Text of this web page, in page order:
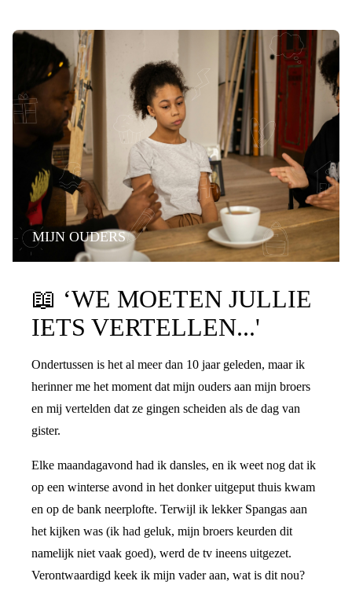
MIJN OUDERS
📖 ‘WE MOETEN JULLIE
IETS VERTELLEN...'
Ondertussen is het al meer dan 10 jaar geleden, maar ik
herinner me het moment dat mijn ouders aan mijn broers
en mij vertelden dat ze gingen scheiden als de dag van
gister.
Elke maandagavond had ik dansles, en ik weet nog dat ik
op een winterse avond in het donker uitgeput thuis kwam
en op de bank neerplofte. Terwijl ik lekker Spangas aan
het kijken was (ik had geluk, mijn broers keurden dit
namelijk niet vaak goed), werd de tv ineens uitgezet.
Verontwaardigd keek ik mijn vader aan, wat is dit nou?